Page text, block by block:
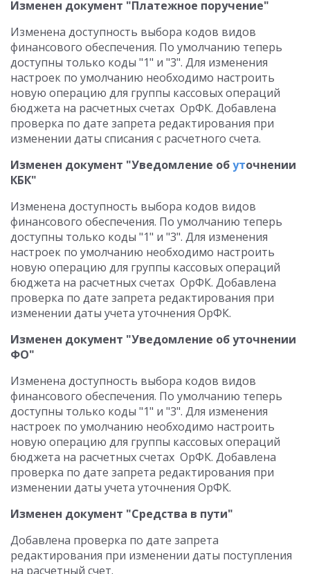
Изменен документ "Платежное поручение"
Изменена доступность выбора кодов видов
финансового обеспечения. По умолчанию теперь
доступны только коды "1" и "3". Для изменения
настроек по умолчанию необходимо настроить
новую операцию для группы кассовых операций
бюджета на расчетных счетах ОрФК. Добавлена
проверка по дате запрета редактирования при
изменении даты списания с расчетного счета.
Изменен документ "Уведомление обуточнении
КБК"
Изменена доступность выбора кодов видов
финансового обеспечения. По умолчанию теперь
доступны только коды "1" и "3". Для изменения
настроек по умолчанию необходимо настроить
новую операцию для группы кассовых операций
бюджета на расчетных счетах ОрФК. Добавлена
проверка по дате запрета редактирования при
изменении даты учета уточнения ОрФК.
Изменен документ "Уведомление об уточнении
ФО"
Изменена доступность выбора кодов видов
финансового обеспечения. По умолчанию теперь
доступны только коды "1" и "3". Для изменения
настроек по умолчанию необходимо настроить
новую операцию для группы кассовых операций
бюджета на расчетных счетах ОрФК. Добавлена
проверка по дате запрета редактирования при
изменении даты учета уточнения ОрФК.
Изменен документ "Средства в пути"
Добавлена проверка по дате запрета
редактирования при изменении даты поступления
на расчетный счет.